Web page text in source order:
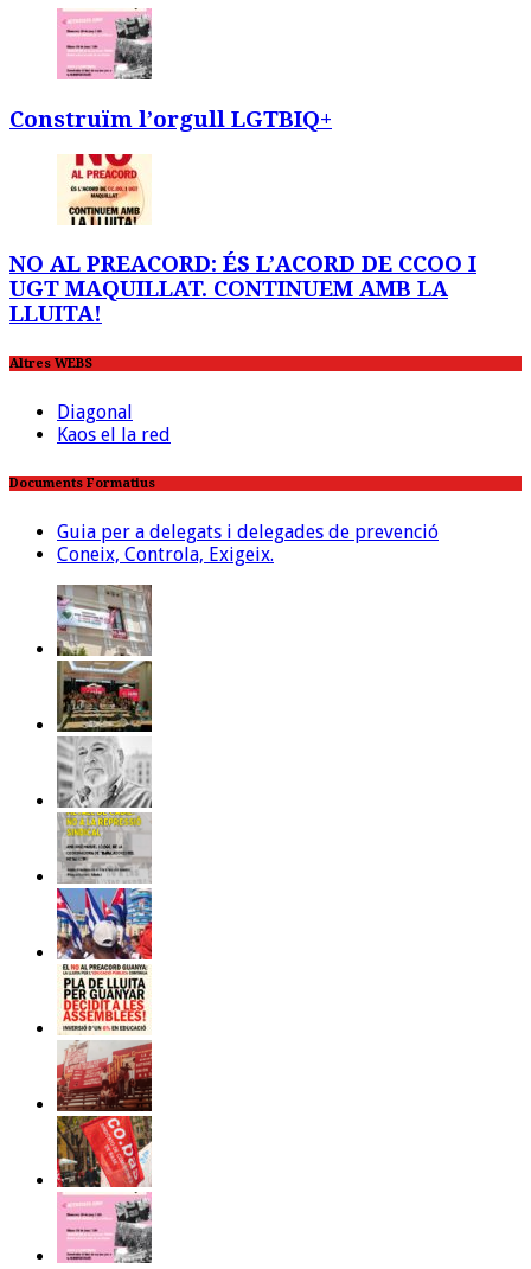
Construïm l’orgull LGTBIQ+
NO AL PREACORD: ÉS L’ACORD DE CCOO I
UGT MAQUILLAT. CONTINUEM AMB LA
LLUITA!
Altres WEBS
Diagonal
Kaos el la red
Documents Formatius
Guia per a delegats i delegades de prevenció
Coneix, Controla, Exigeix.